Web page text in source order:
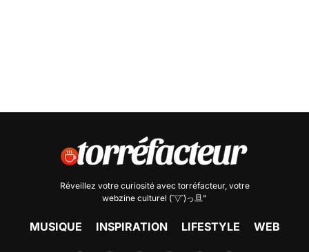
Réveillez votre curiosité avec torréfacteur, votre
webzine culturel (˘▽˘)っ旦"
MUSIQUE INSPIRATION LIFESTYLE WEB